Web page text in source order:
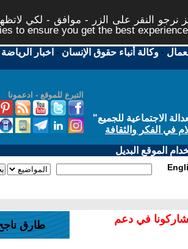
نرجو النقر على الزر - موافق - لكي
to ensure you get the best
-وكالة أنباء حقوق الإنسان - اخبار الرياضة
التبرع للموقع - ادعمونا
الاجتماعية للجميع"
في الفكر والثقافة
الموقع البديل
في دعم
طارق